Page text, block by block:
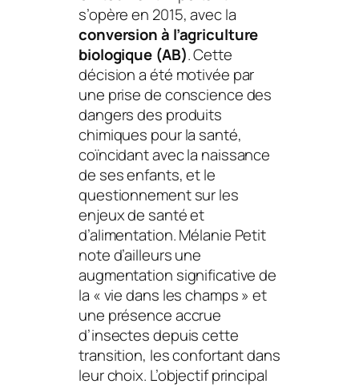
s’opère en 2015, avec la
conversion à l’agriculture
biologique (AB). Cette
décision a été motivée par
une prise de conscience des
dangers des produits
chimiques pour la santé,
coïncidant avec la naissance
de ses enfants, et le
questionnement sur les
enjeux de santé et
d’alimentation. Mélanie Petit
note d’ailleurs une
augmentation significative de
la « vie dans les champs » et
une présence accrue
d’insectes depuis cette
transition, les confortant dans
leur choix. L’objectif principal